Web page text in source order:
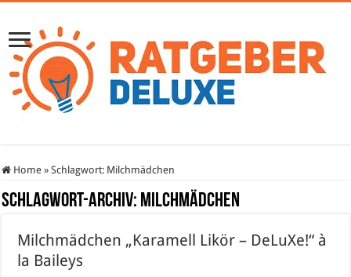
Home » Schlagwort: Milchmädchen
Schlagwort-Archiv: Milchmädchen
Milchmädchen „Karamell Likör – DeLuXe!“ à
la Baileys